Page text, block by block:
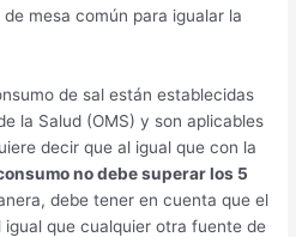
mesa común para igualar la
de sal están establecidas
la Salud (OMS) y son aplicables
decir que al igual que con la
no debe superar los 5
debe tener en cuenta que el
que cualquier otra fuente de